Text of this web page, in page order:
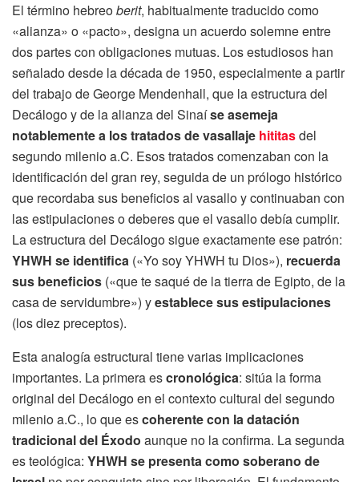
El término hebreoberit, habitualmente traducido como
«alianza» o «pacto», designa un acuerdo solemne entre
dos partes con obligaciones mutuas. Los estudiosos han
señalado desde la década de 1950, especialmente a partir
del trabajo de George Mendenhall, que la estructura del
Decálogo y de la alianza del Sinaíse asemeja
notablemente a los tratados de vasallaje hititasdel
segundo milenio a.C. Esos tratados comenzaban con la
identificación del gran rey, seguida de un prólogo histórico
que recordaba sus beneficios al vasallo y continuaban con
las estipulaciones o deberes que el vasallo debía cumplir.
La estructura del Decálogo sigue exactamente ese patrón:
YHWH se identifica («Yo soy YHWH tu Dios»), recuerda
sus beneficios («que te saqué de la tierra de Egipto, de la
casa de servidumbre») yestablece sus estipulaciones
(los diez preceptos).
Esta analogía estructural tiene varias implicaciones
importantes. La primera escronológica: sitúa la forma
original del Decálogo en el contexto cultural del segundo
milenio a.C., lo que escoherente con la datación
tradicional del Éxodo aunque no la confirma. La segunda
es teológica: YHWH se presenta como soberano de